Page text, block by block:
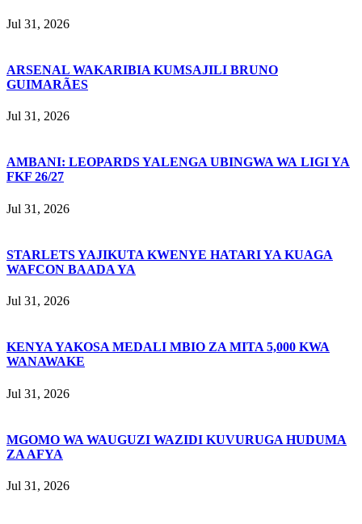
Jul 31, 2026
ARSENAL WAKARIBIA KUMSAJILI BRUNO
GUIMARÃES
Jul 31, 2026
AMBANI: LEOPARDS YALENGA UBINGWA WA LIGI YA
FKF 26/27
Jul 31, 2026
STARLETS YAJIKUTA KWENYE HATARI YA KUAGA
WAFCON BAADA YA
Jul 31, 2026
KENYA YAKOSA MEDALI MBIO ZA MITA 5,000 KWA
WANAWAKE
Jul 31, 2026
MGOMO WA WAUGUZI WAZIDI KUVURUGA HUDUMA
ZA AFYA
Jul 31, 2026